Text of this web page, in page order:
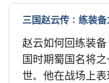
三国赵云传：练装备
赵云如何回练装
国时期蜀国名将
世。他在战场上